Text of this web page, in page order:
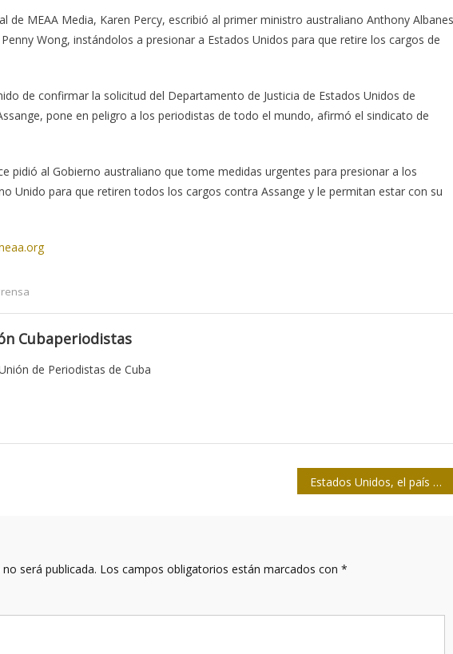
de MEAA Media, Karen Percy, escribió al primer ministro australiano Anthony
Wong, instándolos a presionar a Estados Unidos para que retire los cargos de
de confirmar la solicitud del Departamento de Justicia de Estados Unidos de
pone en peligro a los periodistas de todo el mundo, afirmó el sindicato de
pidió al Gobierno australiano que tome medidas urgentes para presionar a los
Unido para que retiren todos los cargos contra Assange y le permitan estar con su
Cubaperiodistas
de Periodistas de Cuba
Estados Unidos, el país en guerra contra ellos mismos
será publicada. Los campos obligatorios están marcados con *